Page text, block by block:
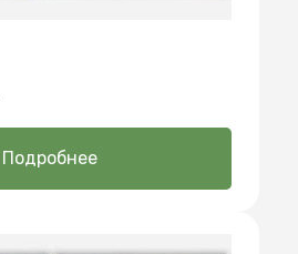
Подробнее